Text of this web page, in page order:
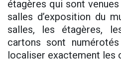
étagères qui sont
salles d’exposition du
salles, les étagères,
cartons sont
localiser exactement les